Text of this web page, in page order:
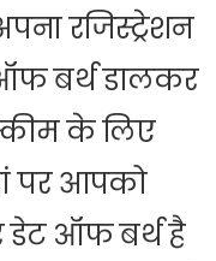
रजिस्ट्रेशन
बर्थ डालकर
के लिए
पर आपको
डेट ऑफ बर्थ है